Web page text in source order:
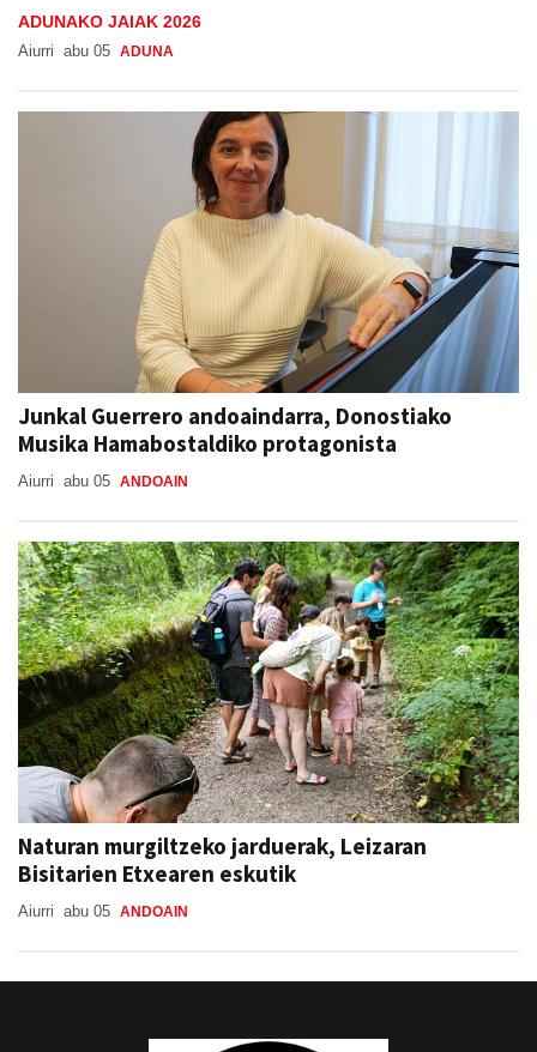
ADUNAKO JAIAK 2026
Aiurri abu 05 ADUNA
Junkal Guerrero andoaindarra, Donostiako
Musika Hamabostaldiko protagonista
Aiurri abu 05 ANDOAIN
Naturan murgiltzeko jarduerak, Leizaran
Bisitarien Etxearen eskutik
Aiurri abu 05 ANDOAIN